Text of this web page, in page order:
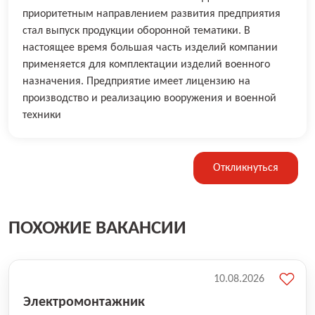
приоритетным направлением развития предприятия
стал выпуск продукции оборонной тематики. В
настоящее время большая часть изделий компании
применяется для комплектации изделий военного
назначения. Предприятие имеет лицензию на
производство и реализацию вооружения и военной
техники
Откликнуться
ПОХОЖИЕ ВАКАНСИИ
Электромонтажник
10.08.2026